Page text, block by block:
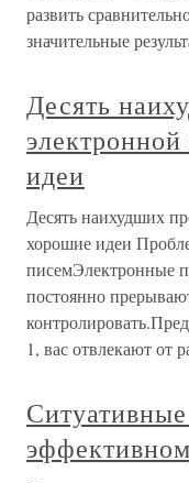
развить
значительные
Десять
идеи
Десять наихудших
хорошие идеи
писемЭлектронные
постоянно
1, вас отвлекают от